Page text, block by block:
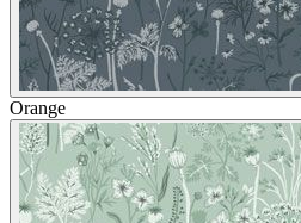
Orange